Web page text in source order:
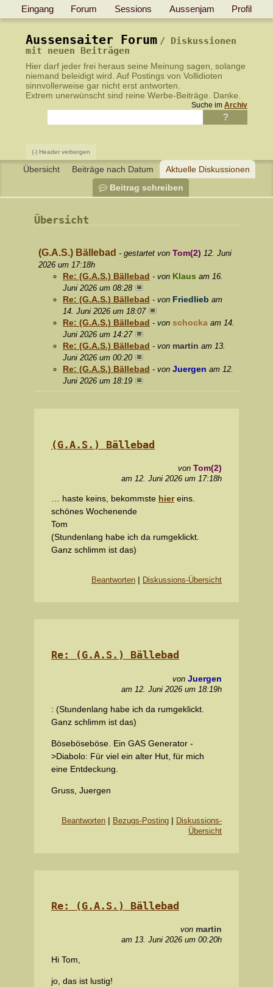
Eingang Forum Sessions Aussenjam Profil
Aussensaiter Forum
Diskussionen
mit neuen Beiträgen
Hier darf jeder frei heraus seine Meinung sagen, solange
niemand beleidigt wird. Auf Postings von Vollidioten
sinnvollerweise gar nicht erst antworten
Extrem unerwünscht sind reine Werbe-Beiträge. Danke.
Suche im Archiv
(-) Header verbergen
Übersicht Beiträge nach Datum
Aktuelle Diskussionen
Beitrag schreiben
Übersicht
(G.A.S.) Bällebad - gestartet von Tom(2) 12. Juni
2026 um 17:18h
Re: (G.A.S.) Bällebad - von Klaus am 16.
Juni 2026 um 08:28
Re: (G.A.S.) Bällebad - von Friedlieb am
14. Juni 2026 um 18:07
Re: (G.A.S.) Bällebad - von schocka am 14.
Juni 2026 um 14:27
Re: (G.A.S.) Bällebad - von martin am 13.
Juni 2026 um 00:20
Re: (G.A.S.) Bällebad - von Juergen am 12.
Juni 2026 um 18:19
(G.A.S.) Bällebad
von Tom(2)
am 12. Juni 2026 um 17:18h
… haste keins, bekommste hiereins.
schönes Wochenende
Tom
(Stundenlang habe ich da rumgeklickt.
Ganz schlimm ist das)
Beantworten | Diskussions-Übersicht
Re: (G.A.S.) Bällebad
von Juergen
am 12. Juni 2026 um 18:19h
: (Stundenlang habe ich da rumgeklickt.
Ganz schlimm ist das)
Böseböseböse. Ein GAS Generator -
>Diabolo: Für viel ein alter Hut, für mich
eine Entdeckung.
Gruss, Juergen
Beantworten | Bezugs-Posting | Diskussions-
Übersicht
Re: (G.A.S.) Bällebad
von martin
am 13. Juni 2026 um 00:20h
Hi Tom,
jo, das ist lustig!